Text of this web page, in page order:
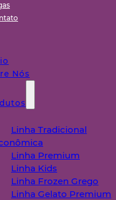
Nós
Linha Tradicional
Linha Premium
Linha Kids
Linha Frozen Grego
Linha Gelato Premium